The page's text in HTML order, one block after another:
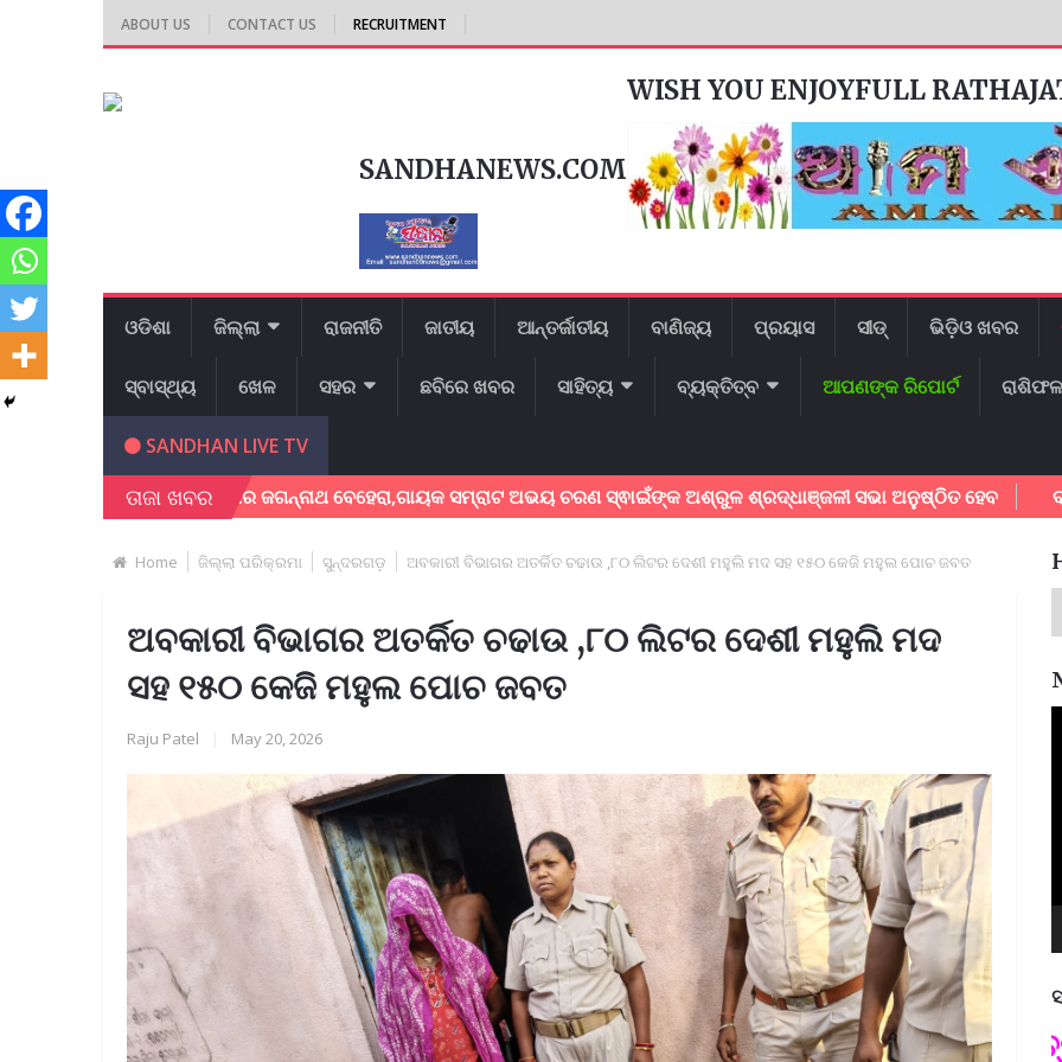
ABOUT US CONTACT US RECRUITMENT
WISH YOU ENJOYFULL
SANDHANEWS.COM
ଓଡିଶା ଜିଲ୍ଲା ରାଜନୀତି ଜାତୀୟ ଆନ୍ତର୍ଜାତୀୟ ବାଣିଜ୍ୟ ପ୍ରୟାସ ସୀଡ୍ ଭିଡ଼ିଓ ଖବର
ସ୍ବାସ୍ଥ୍ୟ ଖେଳ ସହର ଛବିରେ ଖବର ସାହିତ୍ୟ ବ୍ୟକ୍ତିତ୍ବ ଆପଣଙ୍କ ରିପୋର୍ଟ ରାଶିଫଳ
SANDHAN LIVE TV
ତାଜା ଖବର
ଗାୟକ ଶେଖର ଜଗନ୍ନାଥ ବେହେରା,ଗାୟକ ସମ୍ରାଟ ଅଭୟ ଚରଣ ସ୍ଵାଇଁଙ୍କ ଅଶ୍ରୁଳ ଶ୍ରଦ୍ଧାଞ୍ଜଳୀ ସଭା ଅନୁଷ୍ଠିତ ହେବ
Home ଜିଲ୍ଲା ପରିକ୍ରମା ସୁନ୍ଦରଗଡ଼ ଅବକାରୀ ବିଭାଗର ଅତର୍କିତ ଚଢାଉ ,୮୦ ଲିଟର ଦେଶୀ ମହୁଲି ମଦ ସହ ୧୫୦ କେଜି ମହୁଲ ପୋଚ ଜବତ
ଅବକାରୀ ବିଭାଗର ଅତର୍କିତ ଚଢାଉ ,୮୦ ଲିଟର ଦେଶୀ ମହୁଲି ମଦ
ସହ ୧୫୦ କେଜି ମହୁଲ ପୋଚ ଜବତ
Raju Patel May 20, 2026
ପଦ୍ମଶ୍ରୀ ଜୟନ୍ତ ମହାପାତ୍ର